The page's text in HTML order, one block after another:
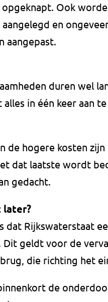
Ook
en
aangepast.
duren wel
alles in één keer aan
de hogere kosten
dat laatste wordt
gedacht.
later?
dat Rijkswaterstaat
Dit geldt voor de
die richting het
de